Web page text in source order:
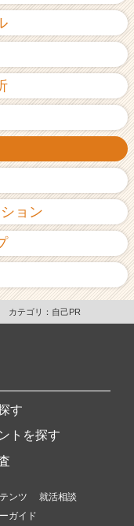
ョン
カテゴリ：自己PR
す
トを探す
ンツ
就活相談
ガイド